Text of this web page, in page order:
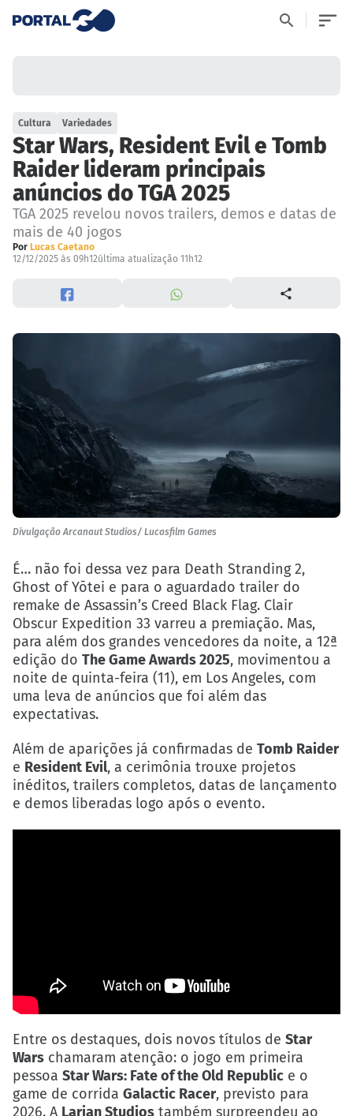
Cultura Variedades
Star Wars, Resident Evil e Tomb
Raider lideram principais
anúncios do TGA 2025
TGA 2025 revelou novos trailers, demos e datas de
mais de 40 jogos
Por Lucas Caetano
12/12/2025 às 09h12última atualização 11h12
Divulgação Arcanaut Studios/ Lucasfilm Games
É… não foi dessa vez para Death Stranding 2,
Ghost of Yōtei e para o aguardado trailer do
remake de Assassin’s Creed Black Flag. Clair
Obscur Expedition 33 varreu a premiação. Mas,
para além dos grandes vencedores da noite, a 12ª
edição do The Game Awards 2025, movimentou a
noite de quinta-feira (11), em Los Angeles, com
uma leva de anúncios que foi além das
expectativas.
Além de aparições já confirmadas de Tomb Raider
e Resident Evil, a cerimônia trouxe projetos
inéditos, trailers completos, datas de lançamento
e demos liberadas logo após o evento.
Entre os destaques, dois novos títulos de Star
Wars chamaram atenção: o jogo em primeira
pessoa Star Wars: Fate of the Old Republic e o
game de corrida Galactic Racer, previsto para
2026. A Larian Studios também surpreendeu ao